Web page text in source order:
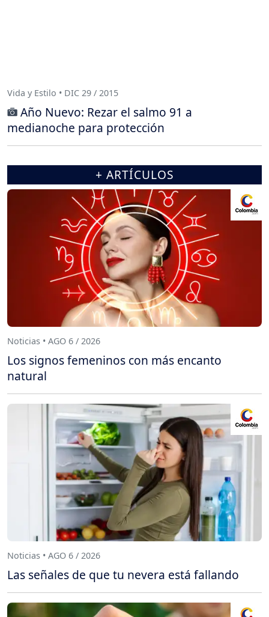
Vida y Estilo • DIC 29 / 2015
Año Nuevo: Rezar el salmo 91 a
medianoche para protección
+ ARTÍCULOS
Noticias • AGO 6 / 2026
Los signos femeninos con más encanto
natural
Noticias • AGO 6 / 2026
Las señales de que tu nevera está fallando